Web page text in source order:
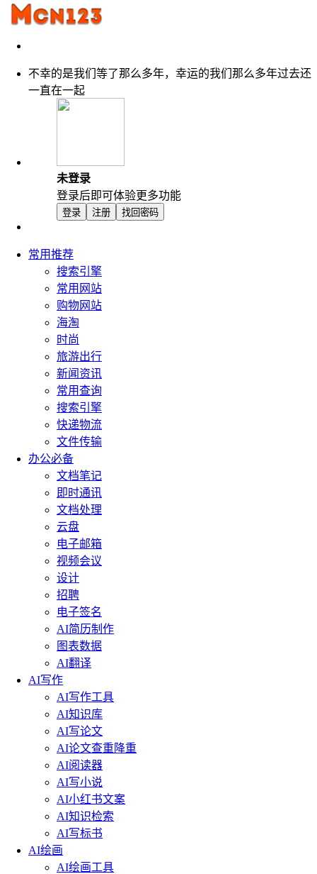
不幸的是我们等了那么多年，幸运的我们那么多年过去还
一直在一起
未登录
登录后即可体验更多功能
登录 注册 找回密码
常用推荐
搜索引擎
常用网站
购物网站
海淘
时尚
旅游出行
新闻资讯
常用查询
搜索引擎
快递物流
文件传输
办公必备
文档笔记
即时通讯
文档处理
云盘
电子邮箱
视频会议
设计
招聘
电子签名
AI简历制作
图表数据
AI翻译
AI写作
AI写作工具
AI知识库
AI写论文
AI论文查重降重
AI阅读器
AI写小说
AI小红书文案
AI知识检索
AI写标书
AI绘画
AI绘画工具